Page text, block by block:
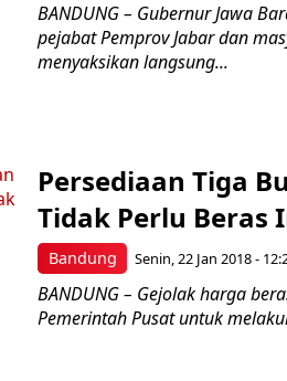
BANDUNG – Gubernur Jawa
pejabat Pemprov Jabar dan
menyaksikan langsung...
Bandung
Persediaan Tiga
Tidak Perlu Beras
Senin, 22 Jan 2018 -
BANDUNG – Gejolak harga
Pemerintah Pusat untuk